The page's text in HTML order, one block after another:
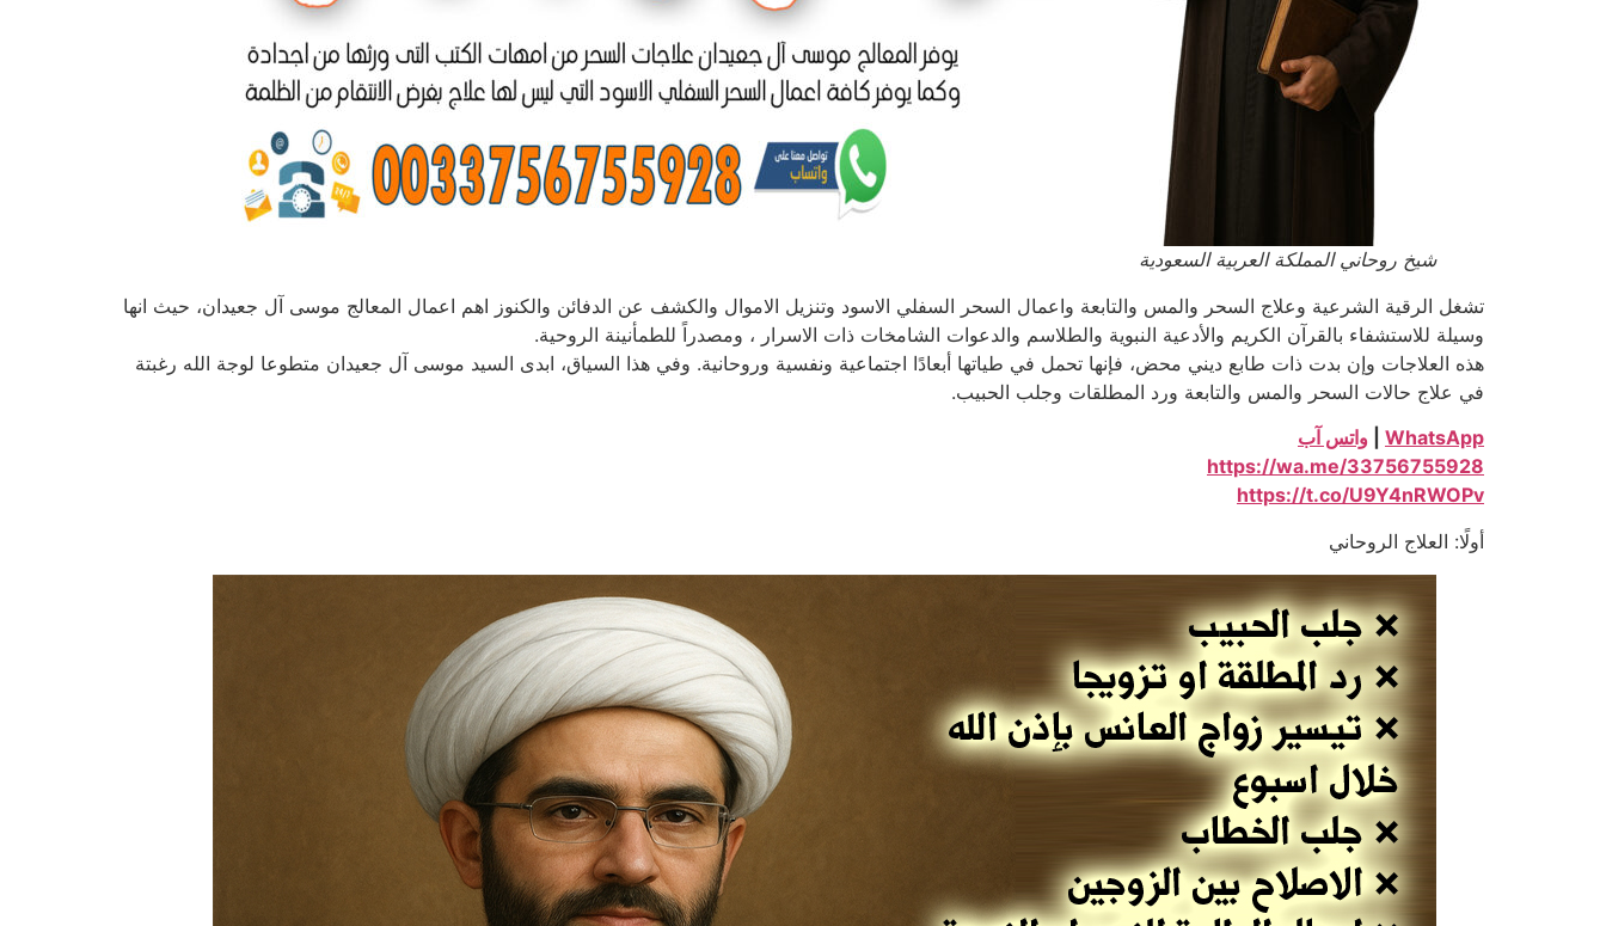
شيخ روحاني المملكة العربية السعودية
تشغل الرقية الشرعية وعلاج السحر والمس والتابعة واعمال السحر السفلي الاسود وتنزيل الاموال والكشف عن الدفائن والكنوز اهم اعمال المعالج موسى آل جعيدان، حيث انها
وسيلة للاستشفاء بالقرآن الكريم والأدعية النبوية والطلاسم والدعوات الشامخات ذات الاسرار ، ومصدراً للطمأنينة الروحية.
هذه العلاجات وإن بدت ذات طابع ديني محض، فإنها تحمل في طياتها أبعادًا اجتماعية ونفسية وروحانية. وفي هذا السياق، ابدى السيد موسى آل جعيدان متطوعا لوجة الله رغبتة
في علاج حالات السحر والمس والتابعة ورد المطلقات وجلب الحبيب.
WhatsApp
واتس آب
https://wa.me/33756755928
https://t.co/U9Y4nRWOPv
أولًا: العلاج الروحاني